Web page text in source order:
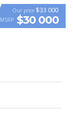
VIDEO
Our price $33 000
MSRP $30 000